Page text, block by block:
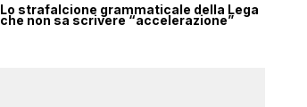
Lo strafalcione grammaticale della Lega
che non sa scrivere “accelerazione”